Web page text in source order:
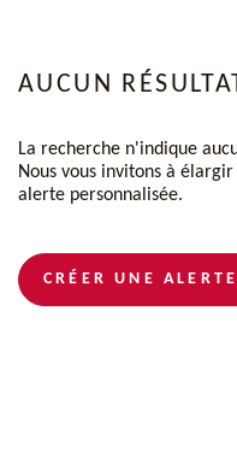
AUCUN
La recherche n'indique
Nous vous invitons à
alerte personnalisée.
CRÉER UNE ALERTE